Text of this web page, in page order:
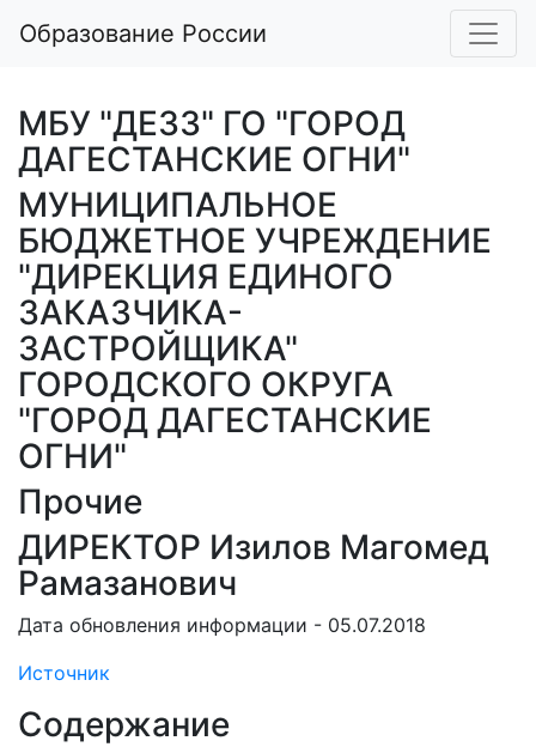
Образование России
МБУ "ДЕЗЗ" ГО "ГОРОД
ДАГЕСТАНСКИЕ ОГНИ"
МУНИЦИПАЛЬНОЕ
БЮДЖЕТНОЕ УЧРЕЖДЕНИЕ
"ДИРЕКЦИЯ ЕДИНОГО
ЗАКАЗЧИКА-
ЗАСТРОЙЩИКА"
ГОРОДСКОГО ОКРУГА
"ГОРОД ДАГЕСТАНСКИЕ
ОГНИ"
Прочие
ДИРЕКТОР Изилов Магомед
Рамазанович
Дата обновления информации - 05.07.2018
Источник
Содержание